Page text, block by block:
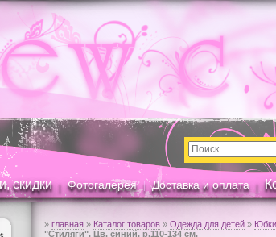
скидки | Фотогалерея | Доставка и оплата |
» главная » Каталог товаров » Одежда для детей » Юбки
"Стиляги". Цв. cиний, р.110-134 см.